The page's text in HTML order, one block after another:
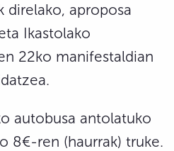
direlako, aproposa
Ikastolako
22ko manifestaldian
autobusa antolatuko
8€-ren (haurrak) truke.